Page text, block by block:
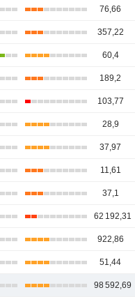
76,66
357,22
60,4
189,2
103,77
28,9
37,97
11,61
37,1
62 192,31
922,86
51,44
98 592,69